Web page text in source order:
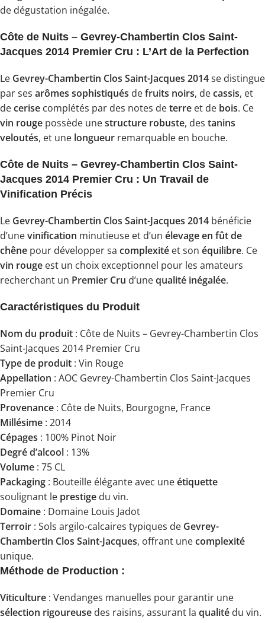
de dégustation inégalée.
Côte de Nuits – Gevrey-Chambertin Clos Saint-
Jacques 2014 Premier Cru : L’Art de la Perfection
Le Gevrey-Chambertin Clos Saint-Jacques 2014se distingue
par ses arômes sophistiqués defruits noirs, decassis, et
decerise complétés par des notes deterre et de bois. Ce
vin rouge possède unestructure robuste, des tanins
veloutés, et une longueur remarquable en bouche.
Côte de Nuits – Gevrey-Chambertin Clos Saint-
Jacques 2014 Premier Cru : Un Travail de
Vinification Précis
Le Gevrey-Chambertin Clos Saint-Jacques 2014 bénéficie
d’unevinification minutieuse et d’un élevage en fût de
chêne pour développer sa complexité et son équilibre. Ce
vin rouge est un choix exceptionnel pour les amateurs
recherchant un Premier Cru d’unequalité inégalée.
Caractéristiques du Produit
Nom du produit : Côte de Nuits – Gevrey-Chambertin Clos
Saint-Jacques 2014 Premier Cru
Type de produit : Vin Rouge
Appellation : AOC Gevrey-Chambertin Clos Saint-Jacques
Premier Cru
Provenance : Côte de Nuits, Bourgogne, France
Millésime : 2014
Cépages : 100% Pinot Noir
Degré d’alcool : 13%
Volume : 75 CL
Packaging : Bouteille élégante avec uneétiquette
soulignant le prestige du vin.
Domaine : Domaine Louis Jadot
Terroir : Sols argilo-calcaires typiques de Gevrey-
Chambertin Clos Saint-Jacques, offrant unecomplexité
unique.
Méthode de Production :
Viticulture : Vendanges manuelles pour garantir une
sélection rigoureuse des raisins, assurant la qualité du vin.